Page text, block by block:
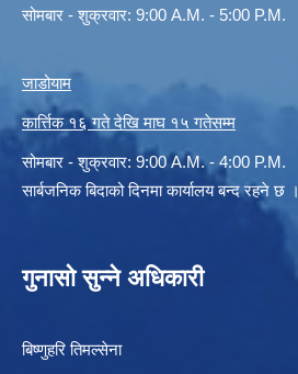
सोमबार - शुक्रवार: 9:00 A.M. - 5:00 P.M.
जाडोयाम
कार्त्तिक १६ गते देखि माघ १५ गतेसम्म
सोमबार - शुक्रवार: 9:00 A.M. - 4:00 P.M.
सार्बजनिक बिदाको दिनमा कार्यालय बन्द रहने छ ।
गुनासो सुन्ने अधिकारी
बिष्णुहरि तिमल्सेना